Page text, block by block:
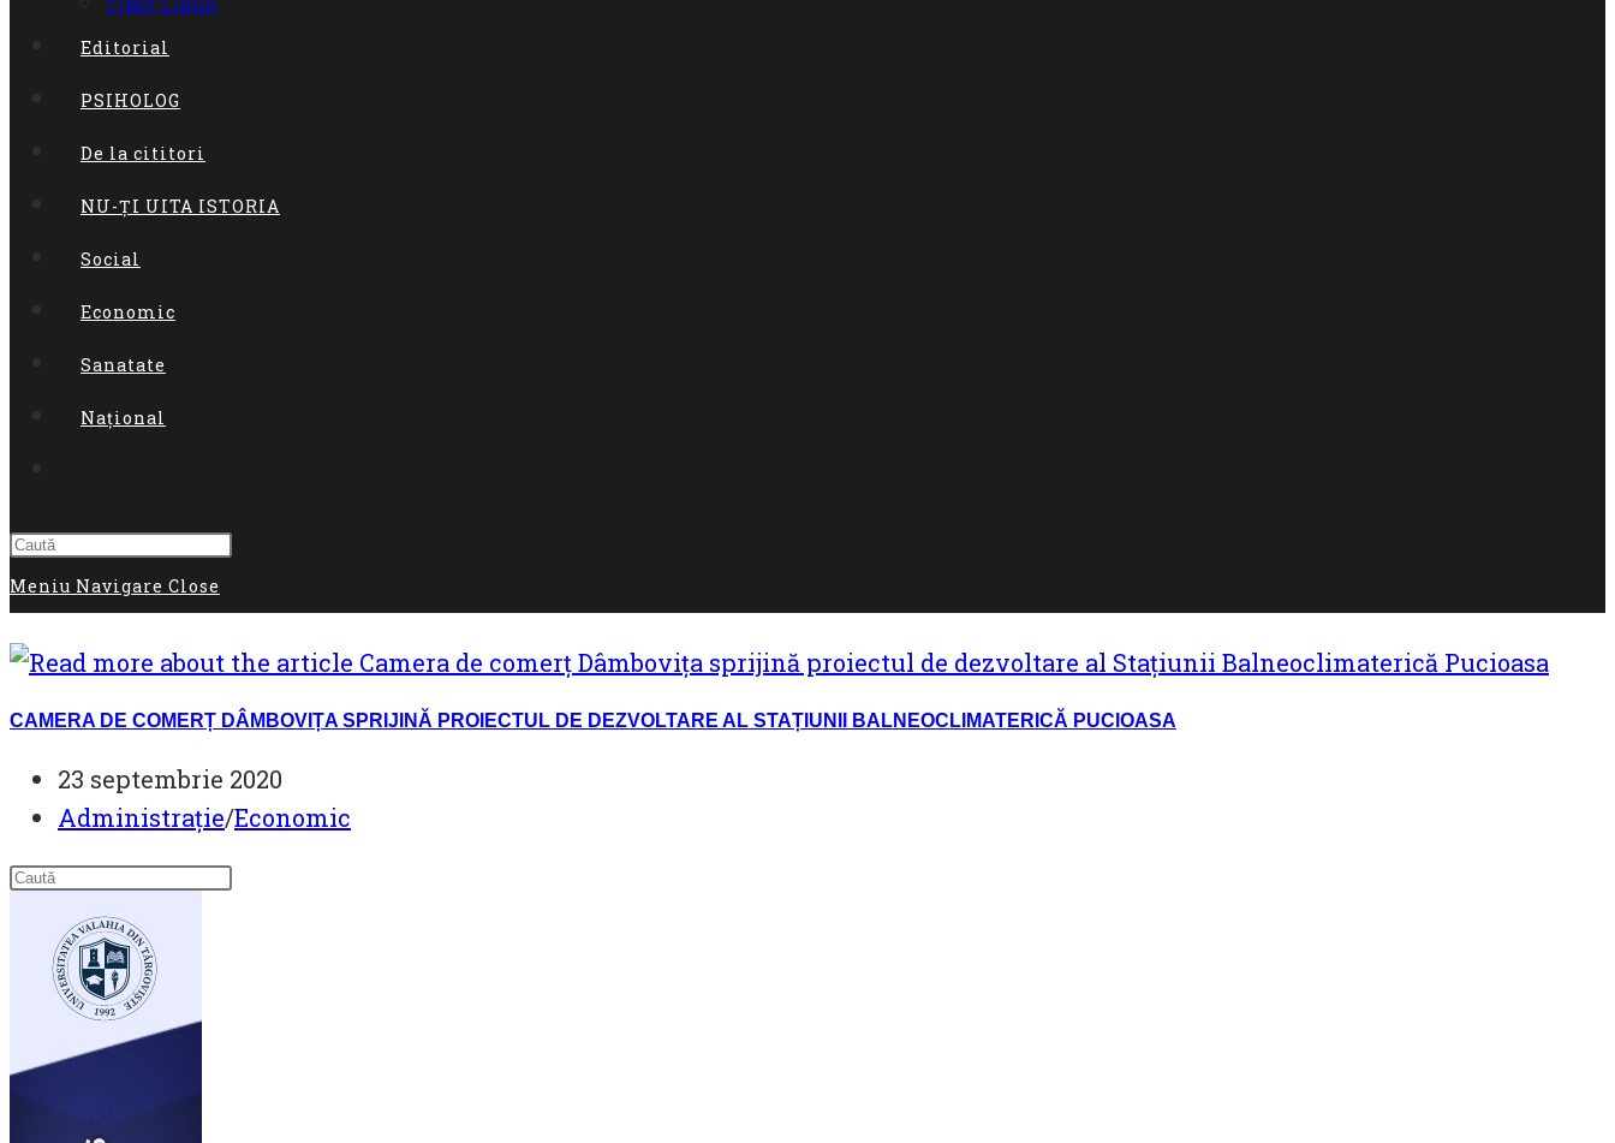
TIMP LIBER
Editorial
PSIHOLOG
De la cititori
NU-ȚI UITA ISTORIA
Social
Economic
Sanatate
Național
search
Meniu Navigare Close
CAMERA DE COMERȚ DÂMBOVIȚA SPRIJINĂ PROIECTUL DE DEZVOLTARE AL STAȚIUNII BALNEOCLIMATERICĂ PUCIOASA
Post
published:
23 septembrie 2020
Post
Administrație/Economic